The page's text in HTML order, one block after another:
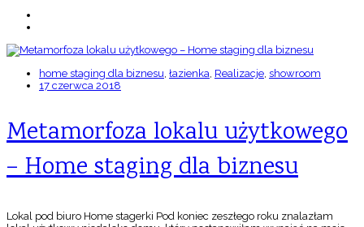
home staging dla biznesu, łazienka, Realizacje, showroom
17 czerwca 2018
Metamorfoza lokalu użytkowego
– Home staging dla biznesu
Lokal pod biuro Home stagerki Pod koniec zeszłego roku znalazłam